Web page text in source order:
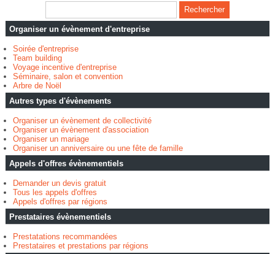
Organiser un évènement d'entreprise
Soirée d'entreprise
Team building
Voyage incentive d'entreprise
Séminaire, salon et convention
Arbre de Noël
Autres types d'évènements
Organiser un évènement de collectivité
Organiser un évènement d'association
Organiser un mariage
Organiser un anniversaire ou une fête de famille
Appels d'offres évènementiels
Demander un devis gratuit
Tous les appels d'offres
Appels d'offres par régions
Prestataires évènementiels
Prestatations recommandées
Prestataires et prestations par régions